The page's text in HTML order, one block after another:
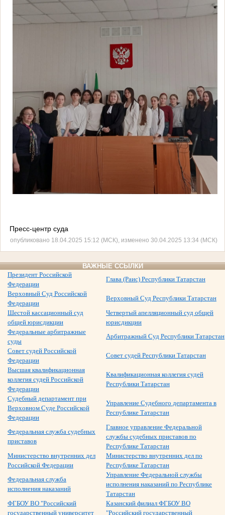
Пресс-центр суда
опубликовано 18.04.2025 15:12 (МСК), изменено 30.04.2025 13:34 (МСК)
ВАЖНЫЕ ССЫЛКИ
Президент Российской
Федерации
Глава (Раис) Республики Татарстан
Верховный Суд Российской
Федерации
Верховный Суд Республики Татарстан
Шестой кассационный суд
общей юрисдикции
Четвертый апелляционный суд общей
юрисдикции
Федеральные арбитражные
суды
Арбитражный Суд Республики Татарстан
Совет судей Российской
Федерации
Совет судей Республики Татарстан
Высшая квалификационная
коллегия судей Российской
Федерации
Квалификационная коллегия судей
Республики Татарстан
Судебный департамент при
Верховном Суде Российской
Федерации
Управление Судебного департамента в
Республике Татарстан
Федеральная служба судебных
приставов
Главное управление Федеральной
службы судебных приставов по
Республике Татарстан
Министерство внутренних дел
Российской Федерации
Министерство внутренних дел по
Республике Татарстан
Федеральная служба
исполнения наказаний
Управление Федеральной службы
исполнения наказаний по Республике
Татарстан
ФГБОУ ВО "Российский
государственный университет
Казанский филиал ФГБОУ ВО
"Российский государственный